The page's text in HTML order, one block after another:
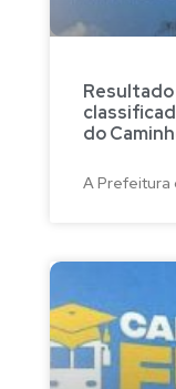
do
A Prefeitura